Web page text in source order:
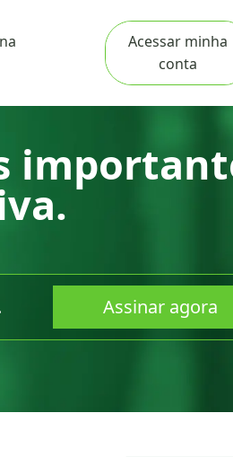
Acessar minha
conta
Assinar agora